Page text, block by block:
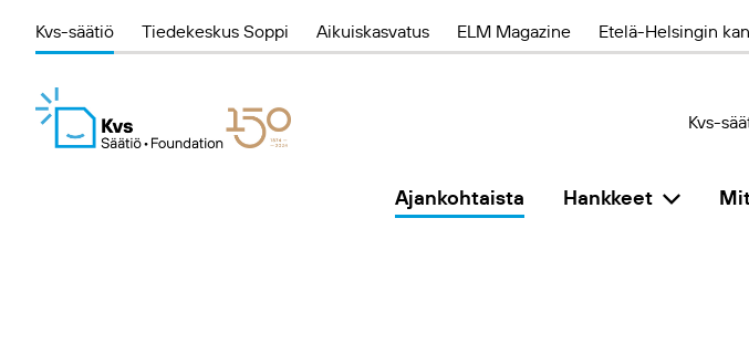
Kvs-säätiö Tiedekeskus Soppi Aikuiskasvatus ELM Magazine Etelä-Helsingin
Kvs-
Ajankohtaista Hankkeet